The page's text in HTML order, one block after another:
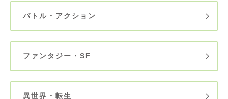
バトル・アクション
ファンタジー・SF
異世界・転生